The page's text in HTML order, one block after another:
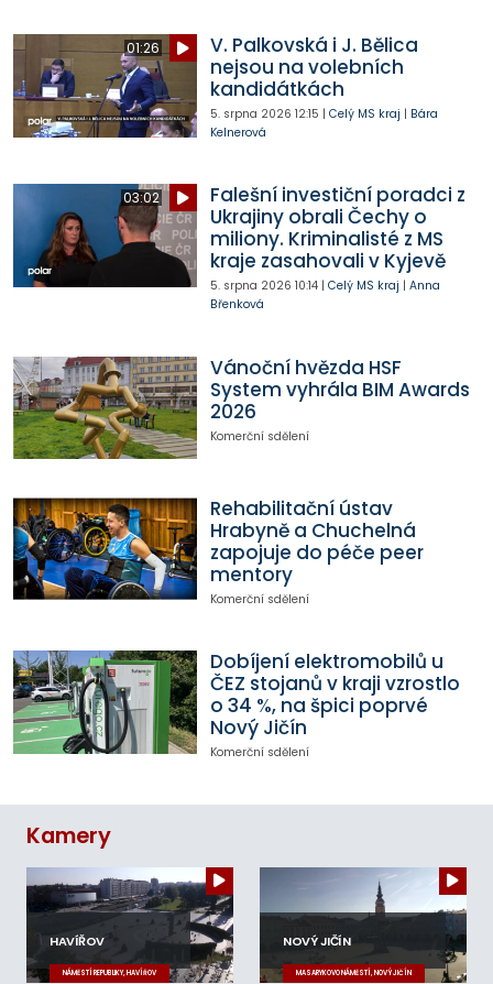
01:26
V. Palkovská i J. Bělica
nejsou na volebních
kandidátkách
5. srpna 2026 12:15 | Celý MS kraj | Bára
Kelnerová
03:02
Falešní investiční poradci z
Ukrajiny obrali Čechy o
miliony. Kriminalisté z MS
kraje zasahovali v Kyjevě
5. srpna 2026 10:14| Celý MS kraj | Anna
Břenková
Vánoční hvězda HSF
System vyhrála BIM Awards
2026
Komerční sdělení
Rehabilitační ústav
Hrabyně a Chuchelná
zapojuje do péče peer
mentory
Komerční sdělení
Dobíjení elektromobilů u
ČEZ stojanů v kraji vzrostlo
o 34 %, na špici poprvé
Nový Jičín
Komerční sdělení
Kamery
HAVÍŘOV
NÁMĚSTÍ REPUBLIKY, HAVÍŘOV
NOVÝ JIČÍN
MASARYKOVO NÁMĚSTÍ, NOVÝ JIČÍN